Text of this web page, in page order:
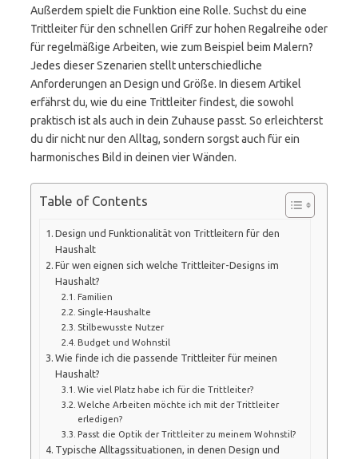
Außerdem spielt die Funktion eine Rolle. Suchst du eine
Trittleiter für den schnellen Griff zur hohen Regalreihe oder
für regelmäßige Arbeiten, wie zum Beispiel beim Malern?
Jedes dieser Szenarien stellt unterschiedliche
Anforderungen an Design und Größe. In diesem Artikel
erfährst du, wie du eine Trittleiter findest, die sowohl
praktisch ist als auch in dein Zuhause passt. So erleichterst
du dir nicht nur den Alltag, sondern sorgst auch für ein
harmonisches Bild in deinen vier Wänden.
Table of Contents
Design und Funktionalität von Trittleitern für den
Haushalt
Für wen eignen sich welche Trittleiter-Designs im
Haushalt?
Familien
Single-Haushalte
Stilbewusste Nutzer
Budget und Wohnstil
Wie finde ich die passende Trittleiter für meinen
Haushalt?
Wie viel Platz habe ich für die Trittleiter?
Welche Arbeiten möchte ich mit der Trittleiter
erledigen?
Passt die Optik der Trittleiter zu meinem Wohnstil?
Typische Alltagssituationen, in denen Design und